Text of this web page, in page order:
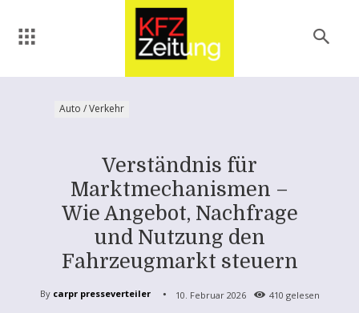
Auto / Verkehr
Verständnis für
Marktmechanismen –
Wie Angebot, Nachfrage
und Nutzung den
Fahrzeugmarkt steuern
By carpr presseverteiler 10. Februar 2026 410 gelesen